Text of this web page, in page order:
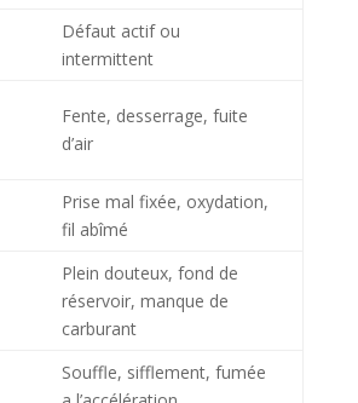
Défaut actif ou
intermittent
Fente, desserrage, fuite
d’air
Prise mal fixée, oxydation,
fil abîmé
Plein douteux, fond de
réservoir, manque de
carburant
Souffle, sifflement, fumée